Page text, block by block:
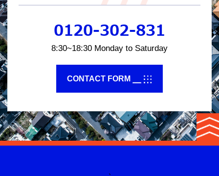
0120-302-831
8:30~18:30 Monday to Saturday
CONTACT FORM